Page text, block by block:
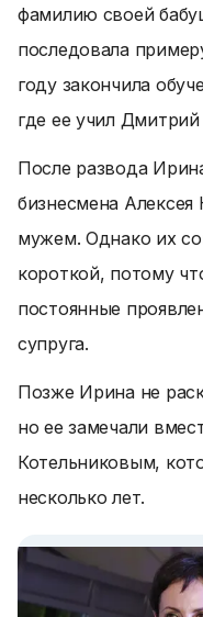
фамилию своей
последовала
году закончила
где ее учил
После развода
бизнесмена
мужем. Однако их
короткой, потому
постоянные
супруга.
Позже Ирина не
но ее замечали
Котельниковым,
несколько лет.